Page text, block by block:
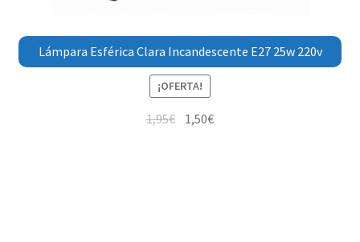
Lámpara Esférica Clara Incandescente E27 25w 220v
¡OFERTA!
1,95€ 1,50€